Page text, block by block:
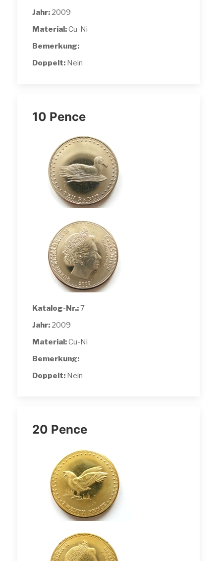
Jahr: 2009
Material:Cu-Ni
Bemerkung:
Doppelt: Nein
10 Pence
Katalog-Nr.:7
Jahr: 2009
Material:Cu-Ni
Bemerkung:
Doppelt: Nein
20 Pence